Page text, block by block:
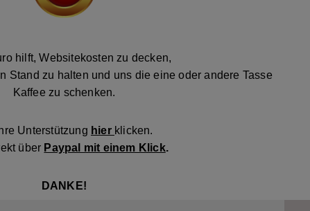
hilft, Websitekosten zu decken,
Stand zu halten und uns die eine oder andere Tasse
Kaffee zu schenken.
Unterstützung hier klicken.
über Paypal mit einem Klick.
DANKE!